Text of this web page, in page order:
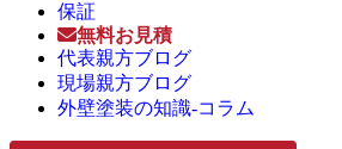
保証
無料お見積
代表親方ブログ
現場親方ブログ
外壁塗装の知識-コラム